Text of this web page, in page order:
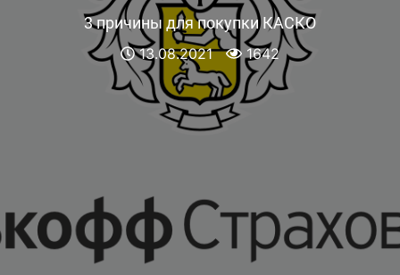
3 причины для покупки КАСКО
13.08.2021 1642